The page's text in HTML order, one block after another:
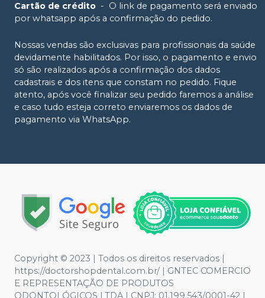
Cartão de crédito - O link de pagamento será enviado
por whatsapp após a confirmação do pedido.
Nossas vendas são exclusivas para profissionais da saúde
devidamente habilitados. Por isso, o pagamento e envio
só são realizados após a confirmação dos dados
cadastrais e dos itens que constam no pedido. Fique
atento, após você finalizar seu pedido faremos a análise
e caso tudo esteja correto enviaremos os dados de
pagamento via WhatsApp.
Copyright © 2023 | Todos os direitos reservados |
https://doctorshopdental.com.br/ | GNTEC COMERCIO
E REPRESENTAÇÃO DE PRODUTOS
ODONTOLÓGICOS LTDA | CNPJ: 01.199.543/0001-42 |